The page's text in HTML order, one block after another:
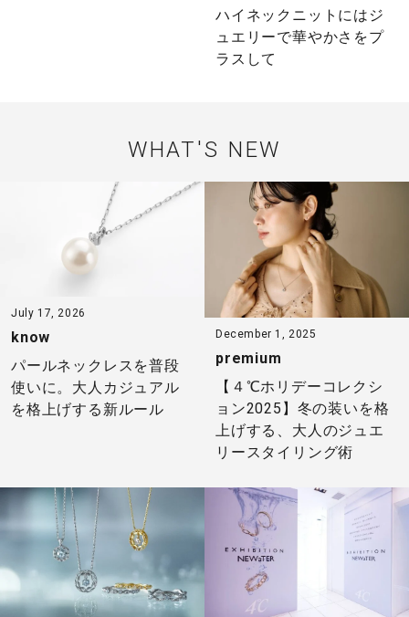
ハイネックニットにはジ
ュエリーで華やかさをプ
ラスして
WHAT'S NEW
July 17, 2026
know
パールネックレスを普段
使いに。大人カジュアル
を格上げする新ルール
December 1, 2025
premium
【４℃ホリデーコレクシ
ョン2025】冬の装いを格
上げする、大人のジュエ
リースタイリング術